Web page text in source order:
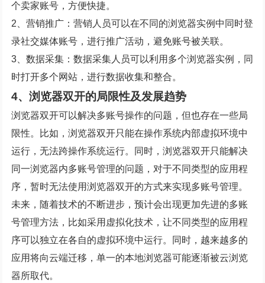
个卖家账号，方便快捷。
2、营销推广：营销人员可以在不同的浏览器实例中同时登
录社交媒体账号，进行推广活动，避免账号被关联。
3、数据采集：数据采集人员可以利用多个浏览器实例，同
时打开多个网站，进行数据收集和整合。
4、浏览器双开的局限性及发展趋势
浏览器双开可以解决多账号操作的问题，但也存在一些局
限性。比如，浏览器双开只能在操作系统内部虚拟环境中
运行，无法跨操作系统运行。同时，浏览器双开只能解决
同一浏览器内多账号管理的问题，对于不同类型的应用程
序，暂时无法使用浏览器双开的方式来实现多账号管理。
未来，随着技术的不断进步，预计会出现更加先进的多账
号管理方法，比如采用虚拟化技术，让不同类型的应用程
序可以独立在各自的虚拟环境中运行。同时，越来越多的
应用将向云端迁移，单一的本地浏览器可能逐渐被云浏览
器所取代。